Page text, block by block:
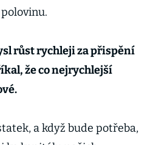
růst rychleji za přispění
že co nejrychlejší
a když bude potřeba,